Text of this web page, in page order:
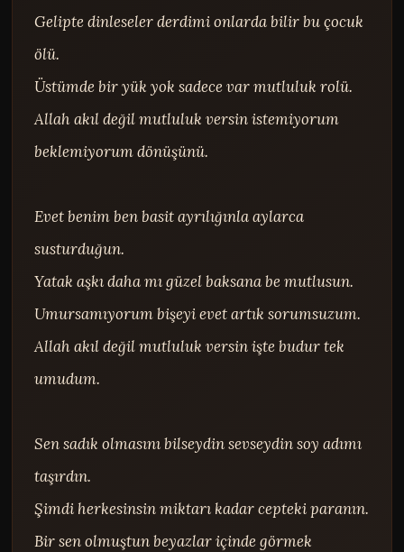
Gelipte dinleseler derdimi onlarda bilir bu çocuk
ölü.
Üstümde bir yük yok sadece var mutluluk rolü.
Allah akıl değil mutluluk versin istemiyorum
beklemiyorum dönüşünü.
Evet benim ben basit ayrılığınla aylarca
susturduğun.
Yatak aşkı daha mı güzel baksana be mutlusun.
Umursamıyorum bişeyi evet artık sorumsuzum.
Allah akıl değil mutluluk versin işte budur tek
umudum.
Sen sadık olmasını bilseydin sevseydin soy adımı
taşırdın.
Şimdi herkesinsin miktarı kadar cepteki paranın.
Bir sen olmuştun beyazlar içinde görmek